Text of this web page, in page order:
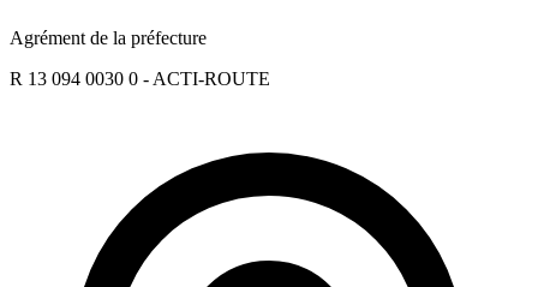
Agrément de la préfecture
R 13 094 0030 0 - ACTI-ROUTE